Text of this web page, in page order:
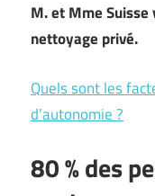
M. et Mme
nettoyage privé.
Quels sont les
d’autonomie ?
80 % des